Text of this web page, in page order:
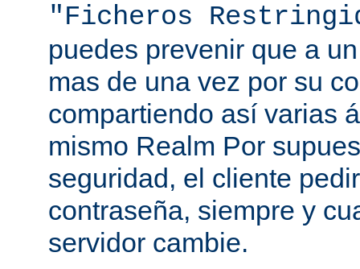
"Ficheros
puedes prevenir que a
mas de una vez por su
compartiendo así varias
mismo Realm Por
seguridad, el cliente
contraseña, siempre y
servidor cambie.